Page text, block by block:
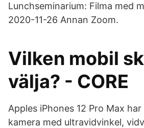
Lunchseminarium: Filma med
2020-11-26 Annan Zoom.
Vilken mobil
välja? - CORE
Apples iPhones 12 Pro Max
kamera med ultravidvinkel,